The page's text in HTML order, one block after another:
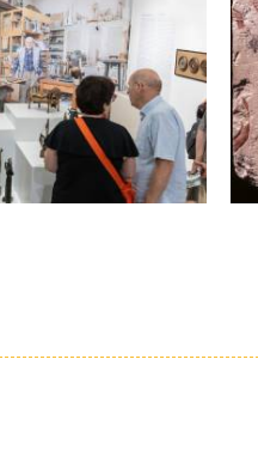
– Július
Asszonyi